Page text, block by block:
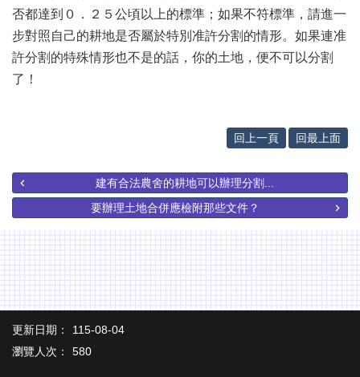
辦
與
查
詢
民
意
交
流
下
載
專
區
主
否都達到０．２５公頃以上的標準；如果不符標準，請進一
步對照自己的耕地是否屬於特別准許分割的情形。如果連准
許分割的特殊情形也不是的話，你的土地，便不可以分割
了！
回上一頁 回最上面
建有合法農舍的耕地可以辦理分割...
要辦理土地合併應檢附那些文件？
更新日期：
115-08-04
瀏覽人次：
580